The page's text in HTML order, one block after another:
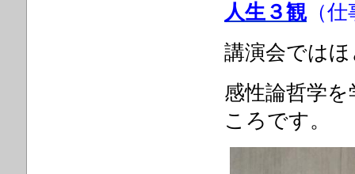
人生３観（仕
講演会では
感性論哲学
ころです。